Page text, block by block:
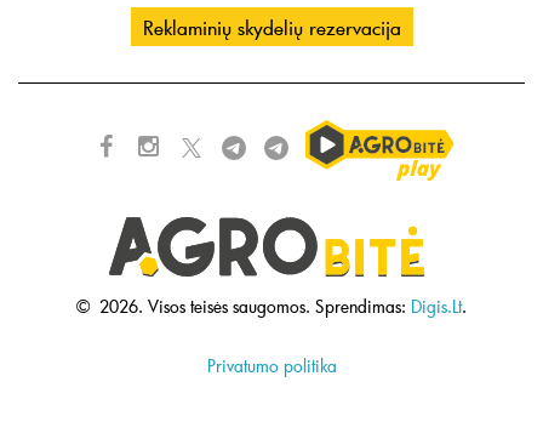
Reklaminių skydelių rezervacija
© 2026. Visos teisės saugomos. Sprendimas: Digis.Lt.
Privatumo politika